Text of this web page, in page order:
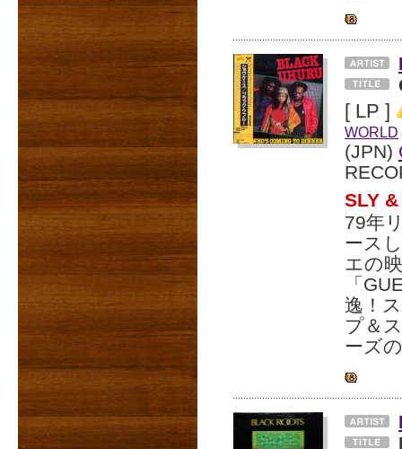
[ LP ]
WORLD
(JPN)
SLY
79年
ース
エの
「
逸！
プ＆
ーズ